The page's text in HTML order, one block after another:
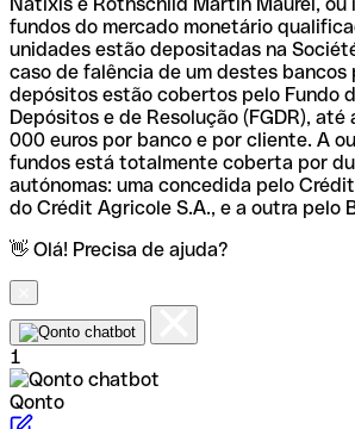
fundos do mercado monetário
unidades estão depositadas na
caso de falência de um destes bancos
depósitos estão cobertos pelo Fundo
Depósitos e de Resolução (FGDR),
000 euros por banco e por cliente. A
fundos está totalmente coberta por
autónomas: uma concedida pelo
do Crédit Agricole S.A., e a outra pelo
👋 Olá! Precisa de ajuda?
1
Qonto